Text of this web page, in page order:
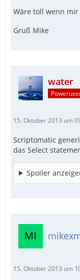
Wäre toll wenn
Gruß Mike
water
15. Oktober 2013 um
Scriptomatic
das Select
Spoiler
15. Oktober 2013 um